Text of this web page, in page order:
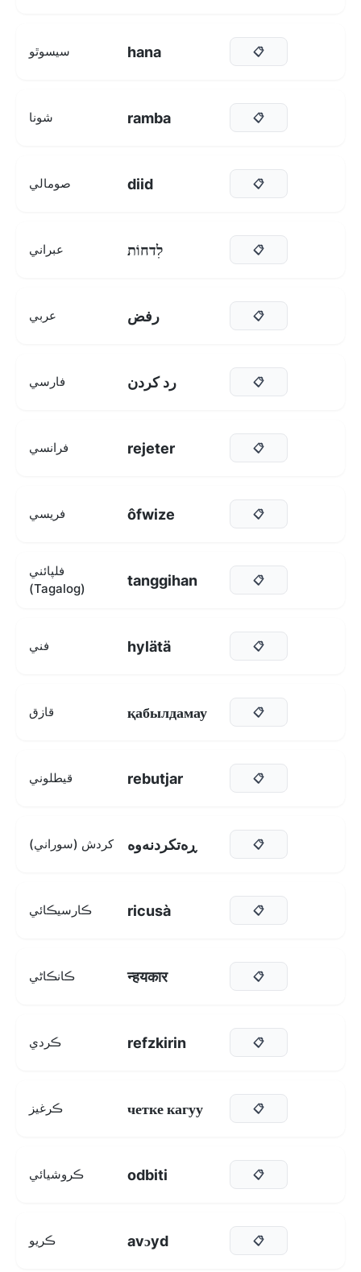
سيسوٿو hana 📋
شونا ramba 📋
صومالي diid 📋
عبراني לִדחוֹת 📋
عربي رفض 📋
فارسي رد کردن 📋
فرانسي rejeter 📋
فريسي ôfwize 📋
فلپائني
(Tagalog)
tanggihan 📋
فني hylätä 📋
قازق қабылдамау 📋
قيطلوني rebutjar 📋
کردش (سوراني) ڕەتکردنەوە 📋
ڪارسيڪائي ricusà 📋
ڪانڪاڻي न्हयकार 📋
ڪردي refzkirin 📋
ڪرغيز четке кагуу 📋
ڪروشيائي odbiti 📋
ڪريو avɔyd 📋